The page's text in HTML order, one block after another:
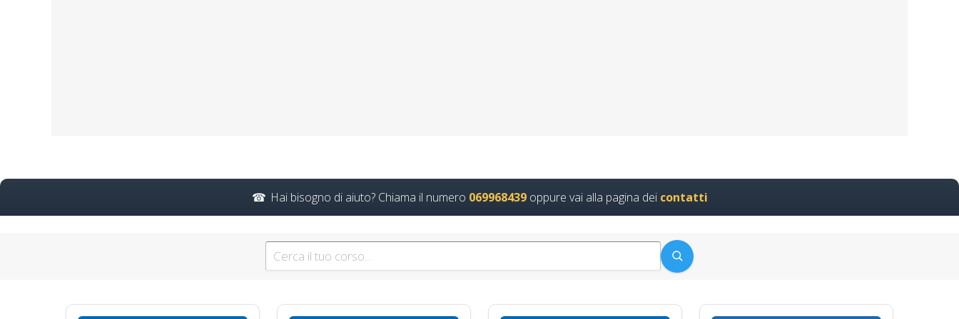
Corsi in aula per acquisire competenze sulla prevenzione degli infortuni sul lavoro Nuovo accordo
stato regioni 2025 realtà virtuale app videoconferenza fad aula virtuale rischi specifici formatori
docenti rspp rls rlst preposto datore rischi specifici basso medio alto Riconoscimento della
formazione con nuovo Accordo 2025 apri paprire un centro di formazione ente scuola bilaterale
Preposti: formazione e aggiornamenti obbligatori per la sicurezza Nuovo accordo stato regioni…
Hai bisogno di aiuto? Chiama il numero 069968439oppure vai alla pagina dei contatti